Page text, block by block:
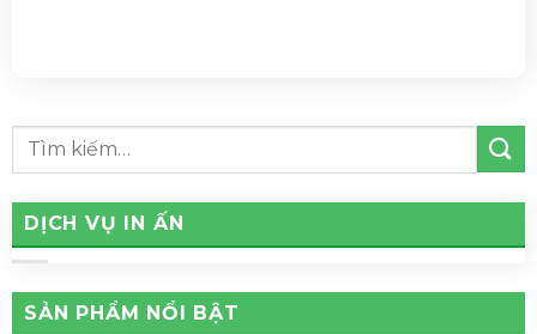
DỊCH VỤ IN ẤN
SẢN PHẨM NỔI BẬT